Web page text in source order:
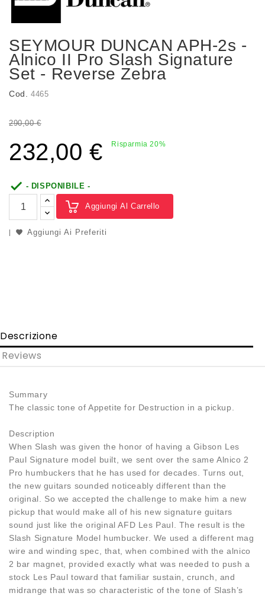
SEYMOUR DUNCAN APH-2s -
Alnico II Pro Slash Signature
Set - Reverse Zebra
Cod. 4465
290,00 €
232,00 € Risparmia 20%
 - DISPONIBILE -
Aggiungi Al Carrello
Aggiungi Ai Preferiti
Descrizione
Reviews
Summary
The classic tone of Appetite for Destruction in a pickup.
Description
When Slash was given the honor of having a Gibson Les
Paul Signature model built, we sent over the same Alnico 2
Pro humbuckers that he has used for decades. Turns out,
the new guitars sounded noticeably different than the
original. So we accepted the challenge to make him a new
pickup that would make all of his new signature guitars
sound just like the original AFD Les Paul. The result is the
Slash Signature Model humbucker. We used a different mag
wire and winding spec, that, when combined with the alnico
2 bar magnet, provided exactly what was needed to push a
stock Les Paul toward that familiar sustain, crunch, and
midrange that was so characteristic of the tone of Slash’s